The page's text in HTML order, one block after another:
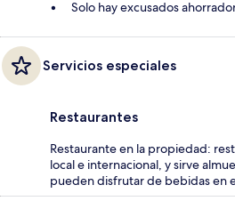
Solo hay excusados
Servicios especiales
Restaurantes
Restaurante en la propiedad:
local e internacional, y sirve
pueden disfrutar de bebidas en